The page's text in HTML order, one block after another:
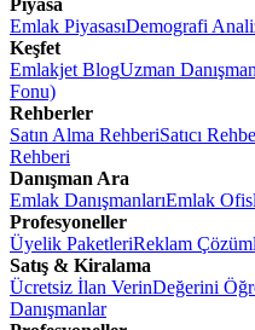
Piyasa
Emlak PiyasasıDemografi
Keşfet
Emlakjet BlogUzman
Fonu)
Rehberler
Satın Alma RehberiSatıcı
Rehberi
Danışman Ara
Emlak DanışmanlarıEmlak
Profesyoneller
Üyelik PaketleriReklam
Satış & Kiralama
Ücretsiz İlan VerinDeğerini
Danışmanlar